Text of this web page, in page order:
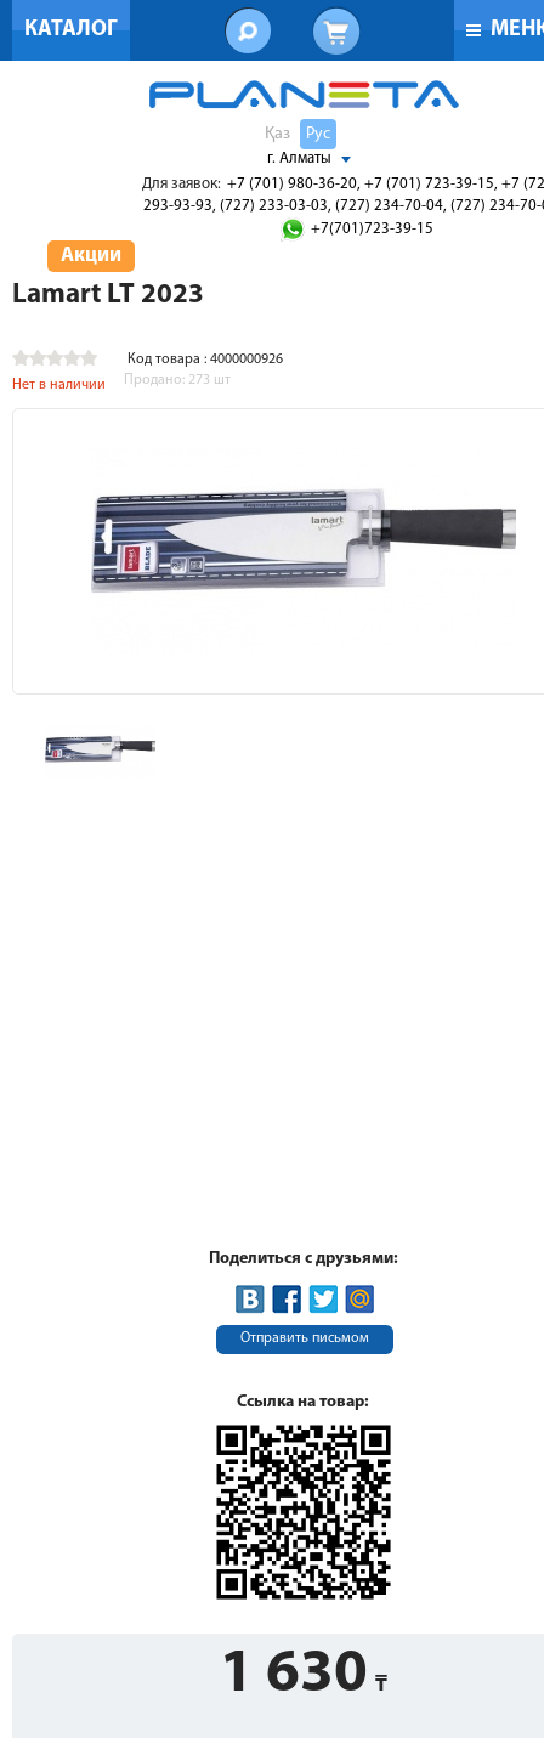
КАТАЛОГ
Қаз Рус
г. Алматы
Для заявок: +7 (701) 980-36-20, +7 (701) 723-39-15, +7
293-93-93, (727) 233-03-03, (727) 234-70-04, (727) 234-
+7(701)723-39-15
Акции
Lamart LT 2023
Код товара : 4000000926
Нет в наличии
Продано: 273 шт
Поделиться с друзьями:
Отправить письмом
Ссылка на товар:
1 630